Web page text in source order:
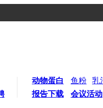
动物蛋白 鱼粉 乳
报告下载
会议活动